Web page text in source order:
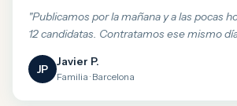
"Publicamos por la mañana y a las pocas
12 candidatas. Contratamos ese mismo
JP
Javier P.
Familia · Barcelona